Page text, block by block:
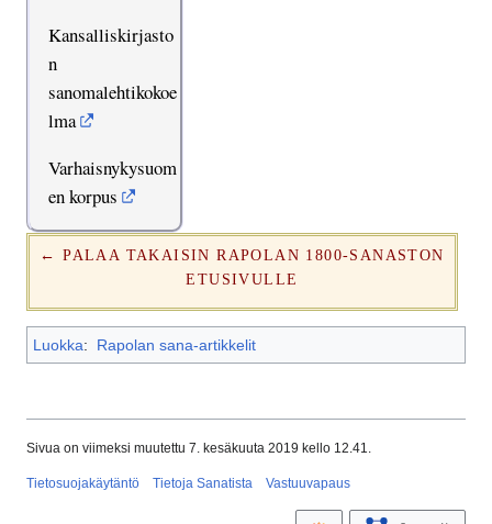
Kansalliskirjasto
n
sanomalehtikokoe
lma
Varhaisnykysuom
en korpus
← PALAA TAKAISIN RAPOLAN 1800-SANASTON
ETUSIVULLE
Luokka: Rapolan sana-artikkelit
Sivua on viimeksi muutettu 7. kesäkuuta 2019 kello 12.41.
Tietosuojakäytäntö Tietoja Sanatista Vastuuvapaus